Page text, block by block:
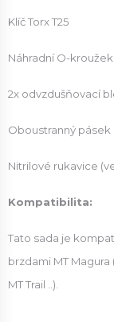
Klíč Torx T25
Náhradní O-kroužek
2x odvzdušňovací
Oboustranný pásek
Nitrilové rukavice
Kompatibilita:
Tato sada je
brzdami MT Magura
MT Trail ..).